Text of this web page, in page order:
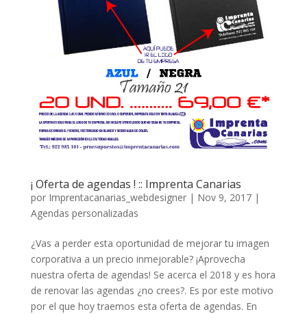
¡ Oferta de agendas ! :: Imprenta Canarias
por Imprentacanarias_webdesigner| Nov 9, 2017|
Agendas personalizadas
¿Vas a perder esta oportunidad de mejorar tu imagen
corporativa a un precio inmejorable? ¡Aprovecha
nuestra oferta de agendas! Se acerca el 2018 y es hora
de renovar las agendas ¿no crees?. Es por este motivo
por el que hoy traemos esta oferta de agendas. En